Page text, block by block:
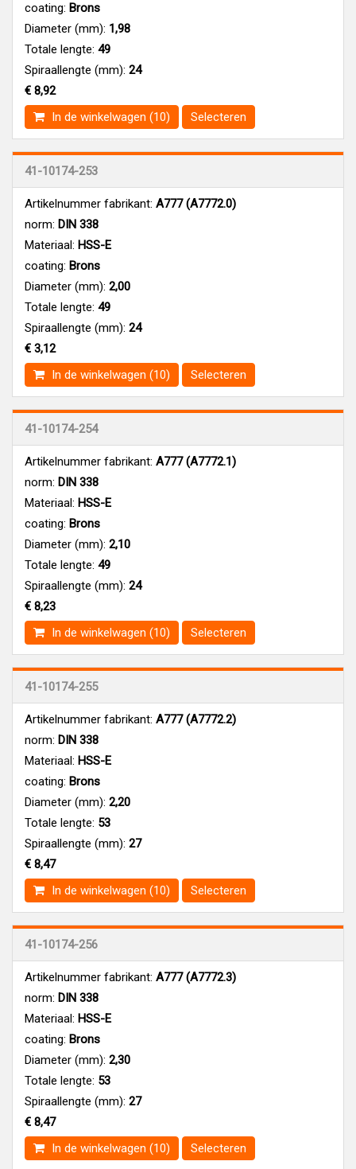
coating: Brons
Diameter (mm): 1,98
Totale lengte: 49
Spiraallengte (mm): 24
€ 8,92
In de winkelwagen (10)
Selecteren
41-10174-253
Artikelnummer fabrikant: A777 (A7772.0)
norm: DIN 338
Materiaal: HSS-E
coating: Brons
Diameter (mm): 2,00
Totale lengte: 49
Spiraallengte (mm): 24
€ 3,12
In de winkelwagen (10)
Selecteren
41-10174-254
Artikelnummer fabrikant: A777 (A7772.1)
norm: DIN 338
Materiaal: HSS-E
coating: Brons
Diameter (mm): 2,10
Totale lengte: 49
Spiraallengte (mm): 24
€ 8,23
In de winkelwagen (10)
Selecteren
41-10174-255
Artikelnummer fabrikant: A777 (A7772.2)
norm: DIN 338
Materiaal: HSS-E
coating: Brons
Diameter (mm): 2,20
Totale lengte: 53
Spiraallengte (mm): 27
€ 8,47
In de winkelwagen (10)
Selecteren
41-10174-256
Artikelnummer fabrikant: A777 (A7772.3)
norm: DIN 338
Materiaal: HSS-E
coating: Brons
Diameter (mm): 2,30
Totale lengte: 53
Spiraallengte (mm): 27
€ 8,47
In de winkelwagen (10)
Selecteren